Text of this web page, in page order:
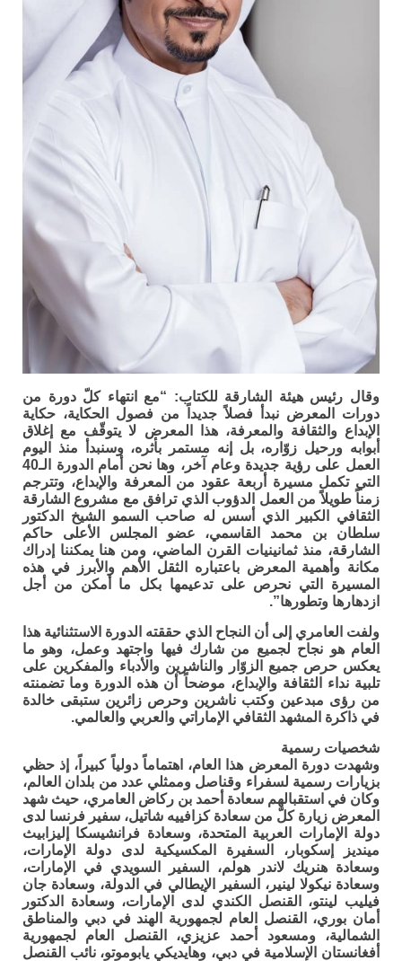
وقال رئيس هيئة الشارقة للكتاب: “مع انتهاء كلّ دورة من
دورات المعرض نبدأ فصلاً جديداً من فصول الحكاية، حكاية
الإبداع والثقافة والمعرفة، هذا المعرض لا يتوقّف مع إغلاق
أبوابه ورحيل زوّاره، بل إنه مستمر بأثره، وسنبدأ منذ اليوم
العمل على رؤية جديدة وعام آخر، وها نحن أمام الدورة الـ40
التي تكمل مسيرة أربعة عقود من المعرفة والإبداع، وتترجم
زمناً طويلاً من العمل الدؤوب الذي ترافق مع مشروع الشارقة
الثقافي الكبير الذي أسس له صاحب السمو الشيخ الدكتور
سلطان بن محمد القاسمي، عضو المجلس الأعلى حاكم
الشارقة، منذ ثمانينيات القرن الماضي، ومن هنا يمكننا إدراك
مكانة وأهمية المعرض باعتباره الثقل الأهم والأبرز في هذه
المسيرة التي نحرص على تدعيمها بكل ما أمكن من أجل
ازدهارها وتطورها”.
ولفت العامري إلى أن النجاح الذي حققته الدورة الاستثنائية هذا
العام هو نجاح لجميع من شارك فيها واجتهد وعمل، وهو ما
يعكس حرص جميع الزوّار والناشرين والأدباء والمفكرين على
تلبية نداء الثقافة والإبداع، موضحاً أن هذه الدورة وما تضمنته
من رؤى مبدعين وكتب ناشرين وحرص زائرين ستبقى خالدة
في ذاكرة المشهد الثقافي الإماراتي والعربي والعالمي.
شخصيات رسمية
وشهدت دورة المعرض هذا العام، اهتماماً دولياً كبيراً، إذ حظي
بزيارات رسمية لسفراء وقناصل وممثلي عدد من بلدان العالم،
وكان في استقبالهم سعادة أحمد بن ركاض العامري، حيث شهد
المعرض زيارة كلّ من سعادة كزافييه شاتيل، سفير فرنسا لدى
دولة الإمارات العربية المتحدة، وسعادة فرانشيسكا إليزابيث
مينديز إسكوبار، السفيرة المكسيكية لدى دولة الإمارات،
وسعادة هنريك لاندر هولم، السفير السويدي في الإمارات،
وسعادة نيكولا لينير، السفير الإيطالي في الدولة، وسعادة جان
فيليب لينتو، القنصل الكندي لدى الإمارات، وسعادة الدكتور
أمان بوري، القنصل العام لجمهورية الهند في دبي والمناطق
الشمالية، ومسعود أحمد عزيزي، القنصل العام لجمهورية
أفغانستان الإسلامية في دبي، وهايديكي يابوموتو، نائب القنصل